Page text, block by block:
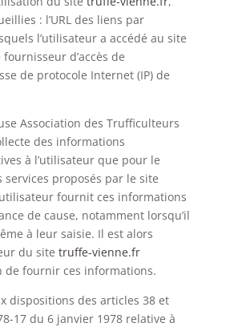
: l’URL des liens par
l’utilisateur a accédé au site
fournisseur d’accès de
de protocole Internet (IP) de
Association des Trufficulteurs
des informations
à l’utilisateur que pour le
services proposés par le site
fournit ces informations
de cause, notamment lorsqu’il
à leur saisie. Il est alors
du site truffe-vienne.fr
de fournir ces informations.
dispositions des articles 38 et
17 du 6 janvier 1978 relative à